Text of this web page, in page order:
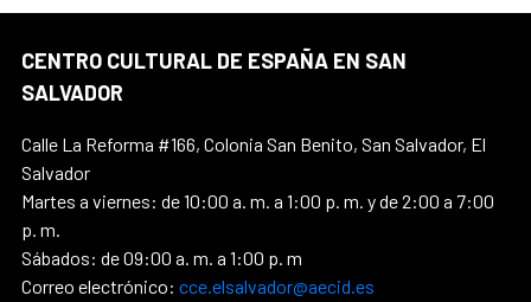
CENTRO CULTURAL DE ESPAÑA EN SAN
SALVADOR
Calle La Reforma #166, Colonia San Benito, San Salvador, El
Salvador
Martes a viernes: de 10:00 a. m. a 1:00 p. m. y de 2:00 a 7:00
p. m.
Sábados: de 09:00 a. m. a 1:00 p. m
Correo electrónico: cce.elsalvador@aecid.es